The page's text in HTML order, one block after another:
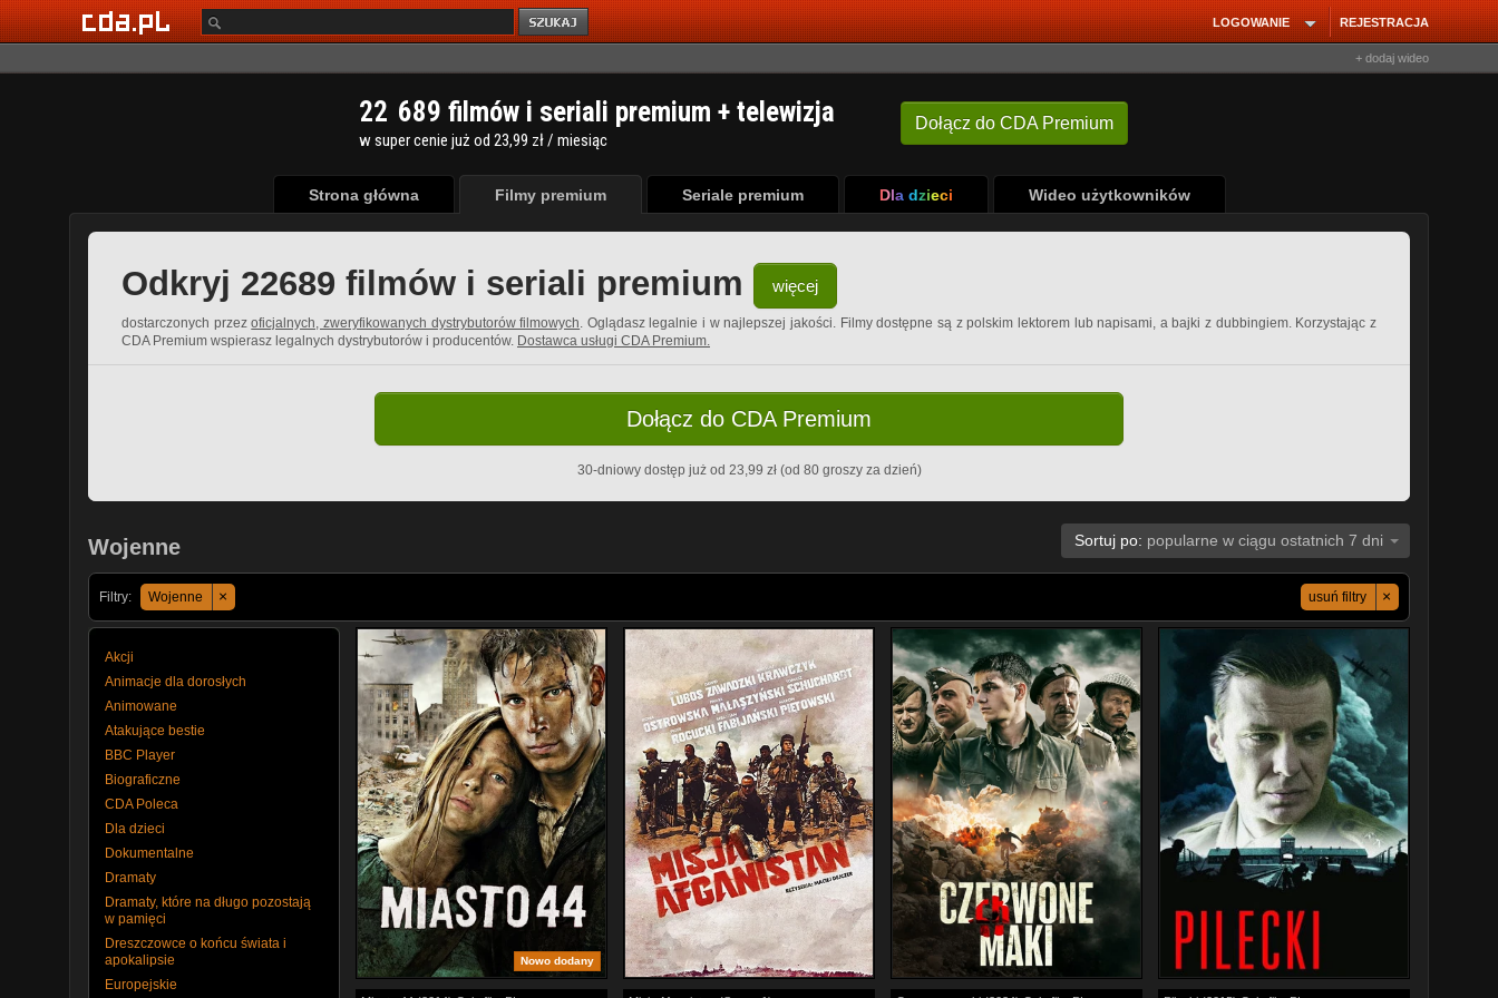
REJESTRACJA
LOGOWANIE
+ dodaj wideo
Dołącz do CDA Premium
22 689 filmów i seriali premium + telewizja
w super cenie już od 23,99 zł / miesiąc
Strona główna Filmy premium Seriale premium Dla dzieci Wideo użytkowników
Odkryj 22689 filmów i seriali premium więcej
dostarczonych przezoficjalnych, zweryfikowanych dystrybutorów filmowych. Oglądasz legalnie i w najlepszej jakości. Filmy dostępne są z polskim lektorem lub napisami, a bajki z dubbingiem. Korzystając z
CDA Premium wspierasz legalnych dystrybutorów i producentów. Dostawca usługi CDA Premium.
Dołącz do CDA Premium
30-dniowy dostęp już od 23,99 zł (od 80 groszy za dzień)
Sortuj po: popularne w ciągu ostatnich 7 dni
Wojenne
Filtry: Wojenne × ×
usuń filtry
Akcji
Animacje dla dorosłych
Animowane
Atakujące bestie
BBC Player
Biograficzne
CDA Poleca
Dla dzieci
Dokumentalne
Dramaty
Dramaty, które na długo pozostają
w pamięci
Dreszczowce o końcu świata i
apokalipsie
Europejskie
Nowo dodany